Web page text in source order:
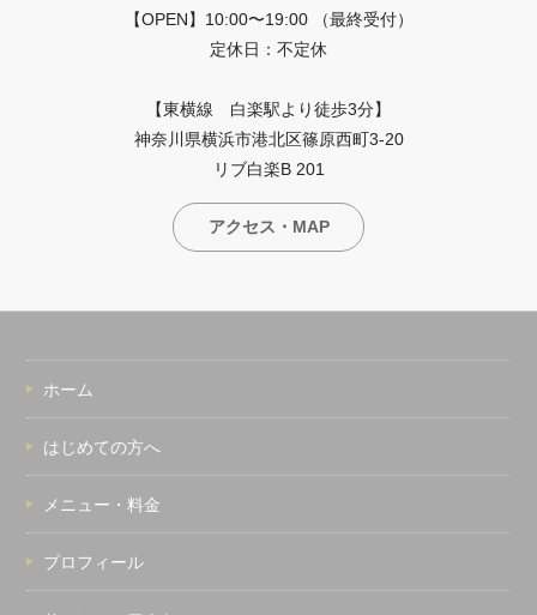
【OPEN】10:00〜19:00 （最終受付）
定休日：不定休
【東横線 白楽駅より徒歩3分】
神奈川県横浜市港北区篠原西町3-20
リブ白楽B 201
アクセス・MAP
ホーム
はじめての方へ
メニュー・料金
プロフィール